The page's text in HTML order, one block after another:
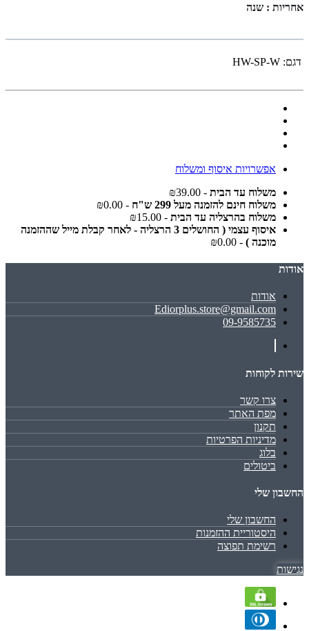
אחריות : שנה
דגם: HW-SP-W
אפשרויות איסוף ומשלוח
משלוח עד הבית - ₪39.00
משלוח חינם להזמנה מעל 299 ש"ח
- ₪0.00
משלוח בהרצליה עד הבית - ₪15.00
איסוף עצמי ( החושלים 3 הרצליה - לאחר קבלת מייל שההזמנה
מוכנה ) - ₪0.00
אודות
אודות
Ediorplus.store@gmail.com
09-9585735
שירות לקוחות
צרו קשר
מפת האתר
תקנון
מדיניות הפרטיות
בלוג
ביטולים
החשבון שלי
החשבון שלי
היסטוריית ההזמנות
רשימת תפוצה
נגישות